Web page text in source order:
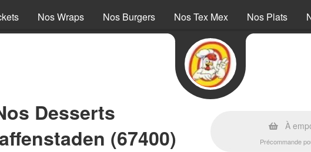
Nos Wraps Nos Burgers Nos Tex Mex Nos Plats
Desserts
(67400)
À
Précommande